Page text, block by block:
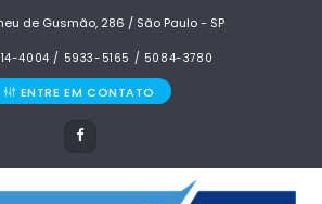
de Gusmão, 286 / São Paulo - SP
4004 / 5933-5165 / 5084-3780
ENTRE EM CONTATO